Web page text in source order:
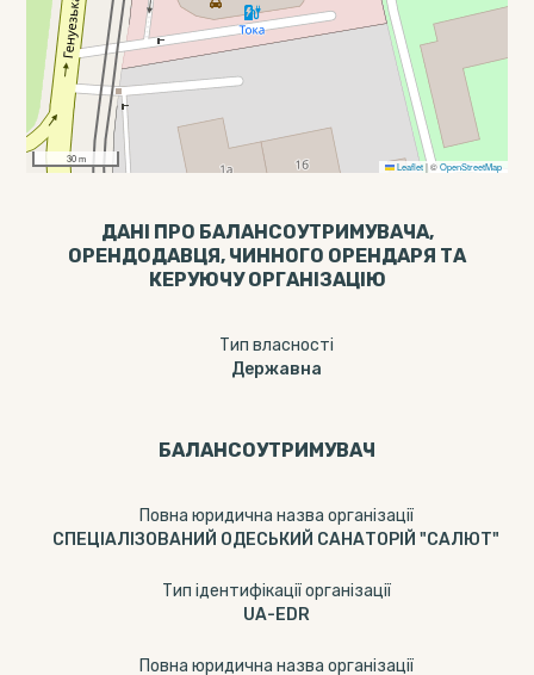
30 m
Leaflet |©OpenStreetMap
ДАНІ ПРО БАЛАНСОУТРИМУВАЧА,
ОРЕНДОДАВЦЯ, ЧИННОГО ОРЕНДАРЯ ТА
КЕРУЮЧУ ОРГАНІЗАЦІЮ
Тип власності
Державна
БАЛАНСОУТРИМУВАЧ
Повна юридична назва організації
СПЕЦІАЛІЗОВАНИЙ ОДЕСЬКИЙ САНАТОРІЙ "САЛЮТ"
Тип ідентифікації організації
UA-EDR
Повна юридична назва організації